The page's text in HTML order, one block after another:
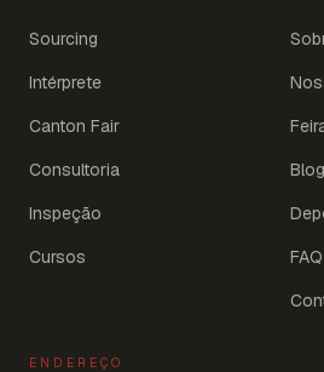
Sourcing
Intérprete
Canton Fair
Consultoria
Inspeção
Cursos
Blog
FAQ
ENDEREÇO